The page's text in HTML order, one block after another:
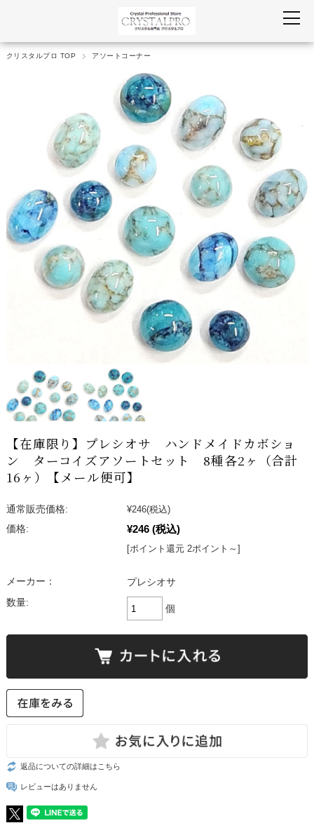
クリスタルプロ TOP アソートコーナー
【在庫限り】プレシオサ ハンドメイドカボショ
ン ターコイズアソートセット 8種各2ヶ（合計
16ヶ）【メール便可】
通常販売価格: ¥246(税込)
価格:
¥246 (税込)
[ポイント還元 2ポイント～]
メーカー：
プレシオサ
数量:
個
返品についての詳細はこちら
レビューはありません